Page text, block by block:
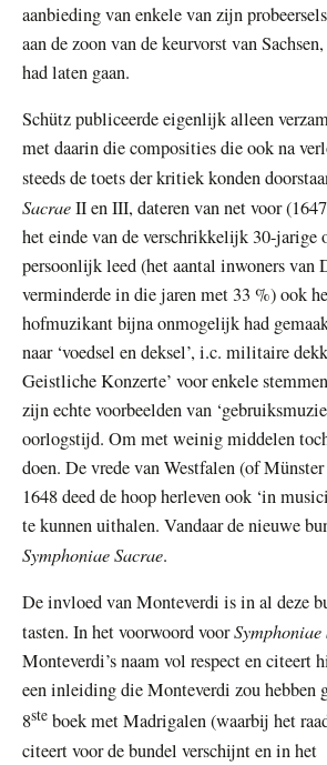
aanbieding van enkele van zijn
aan de zoon van de keurvorst van
had laten gaan.
Schütz publiceerde eigenlijk alleen
met daarin die composities die ook na
steeds de toets der kritiek konden
SacraeII en III, dateren van net voor
het einde van de verschrikkelijk 30-jarige
persoonlijk leed (het aantal inwoners van
verminderde in die jaren met 33 %) ook
hofmuzikant bijna onmogelijk had
naar ‘voedsel en deksel’, i.c. militaire
Geistliche Konzerte’ voor enkele
zijn echte voorbeelden van
oorlogstijd. Om met weinig middelen
doen. De vrede van Westfalen (of
1648 deed de hoop herleven ook ‘in
te kunnen uithalen. Vandaar de nieuwe
Symphoniae Sacrae.
De invloed van Monteverdi is in al deze
tasten. In het voorwoord voorSymphoniae
Monteverdi’s naam vol respect en citeert
een inleiding die Monteverdi zou hebben
8ste boek met Madrigalen (waarbij het
citeert voor de bundel verschijnt en in het